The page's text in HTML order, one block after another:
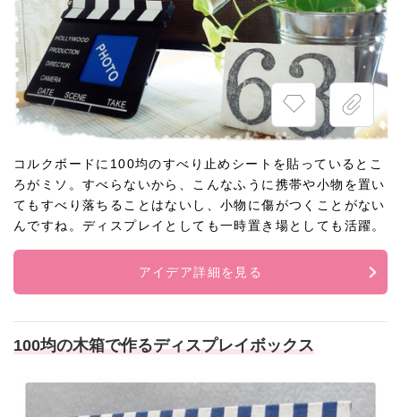
コルクボードに100均のすべり止めシートを貼っているとこ
ろがミソ。すべらないから、こんなふうに携帯や小物を置い
てもすべり落ちることはないし、小物に傷がつくことがない
んですね。ディスプレイとしても一時置き場としても活躍。
アイデア詳細を見る
100均の木箱で作るディスプレイボックス